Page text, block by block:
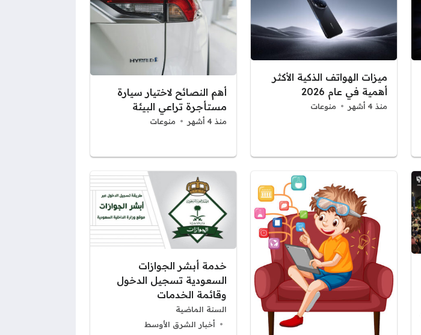
ميزات الهواتف الذكية الأكثر
أهمية في عام 2026
منذ 4 أشهر منوعات
أهم النصائح لاختيار سيارة
مستأجرة تراعي البيئة
منذ 4 أشهر منوعات
خدمة أبشر الجوازات
السعودية تسجيل الدخول
وقائمة الخدمات
السنة الماضية
أخبار الشرق الأوسط